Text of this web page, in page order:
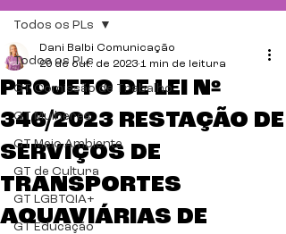
Todos os PLs
GT Comissão de Trabalho
GT Mulheres
GT Meio Ambiente
GT de Cultura
GT LGBTQIA+
GT Educação
Todos os PLs
PROJETO DE LEI Nº
346/2023 RESTAÇÃO DE
SERVIÇOS DE
TRANSPORTES
AQUAVIÁRIAS DE
Dani Balbi Comunicação
20 de out. de 2023 1 min de leitura